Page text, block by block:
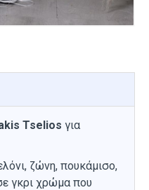
Tselios για
ζώνη, πουκάμισο,
γκρι χρώμα που